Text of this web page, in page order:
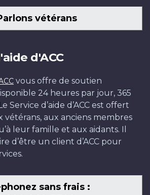
vétérans
d'ACC
vous offre de soutien
24 heures par jour, 365
Service d’aide d’ACC est offert
aux anciens membres
leur famille et aux aidants. Il
d’être un client d’ACC pour
sans frais :